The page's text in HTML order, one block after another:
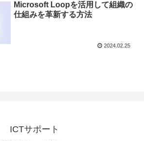
Microsoft Loopを活用して組織の
仕組みを革新する方法
2024.02.25
ICTサポート